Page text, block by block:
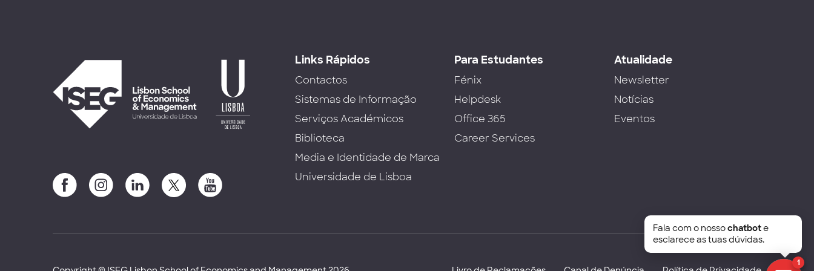
Links Rápidos
Contactos
Sistemas de Informação
Serviços Académicos
Biblioteca
Media e Identidade de Marca
Universidade de Lisboa
Para Estudantes
Fénix
Helpdesk
Office 365
Career Services
Atualidade
Newsletter
Notícias
Eventos
1
Fala com o nossochatbote
esclarece as tuas dúvidas.